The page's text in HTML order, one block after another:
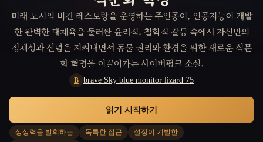
미래 도시의 비건 레스토랑을 운영하는 주인공이, 인공지능이 개발
한 완벽한 대체육을 둘러싼 윤리적, 철학적 갈등 속에서 자신만의
정체성과 신념을 지켜내면서 동물 권리와 환경을 위한 새로운 식문
화 혁명을 이끌어가는 사이버펑크 소설.
B brave Sky blue monitor lizard 75
상상력을 발휘하는 독특한 접근
설정이 기발한
읽기 시작하기